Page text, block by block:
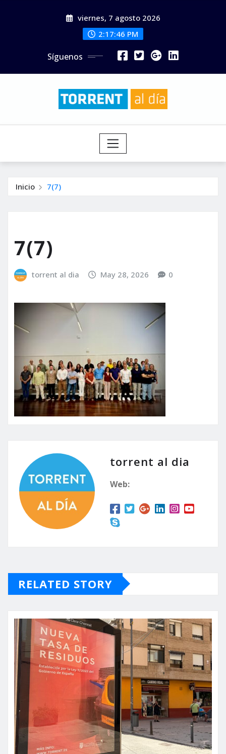
viernes, 7 agosto 2026
2:17:47 PM
Síguenos
Inicio 7(7)
7(7)
torrent al dia May 28, 2026 0
torrent al dia
Web:
RELATED STORY